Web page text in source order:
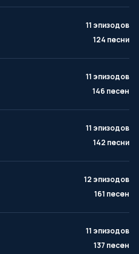
11 эпизодов
124 песни
11 эпизодов
146 песен
11 эпизодов
142 песни
12 эпизодов
161 песен
11 эпизодов
137 песен